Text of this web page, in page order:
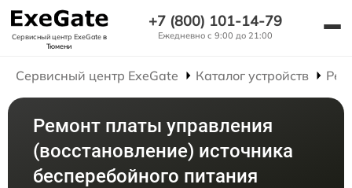
Сервисный центр ExeGateв
Тюмени
+7 (800) 101-14-79
Ежедневно с 9:00 до 21:00
Сервисный центр ExeGate Каталог устройств
Ремонт платы управления
(восстановление) источника
бесперебойного питания